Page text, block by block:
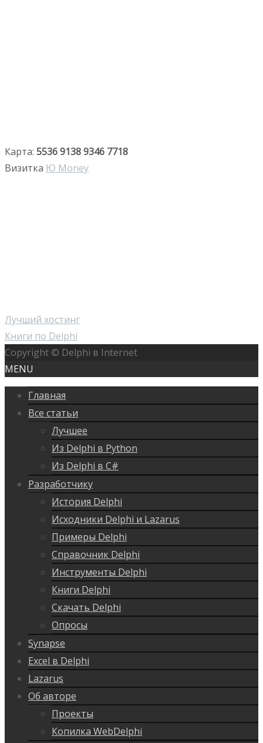
Карта: 5536 9138 9346 7718
Визитка Ю Money
Лучший хостинг
Книги по Delphi
Copyright © Delphi в Internet
MENU
Главная
Все статьи
Лучшее
Из Delphi в Python
Из Delphi в C#
Разработчику
История Delphi
Исходники Delphi и Lazarus
Примеры Delphi
Справочник Delphi
Инструменты Delphi
Книги Delphi
Скачать Delphi
Опросы
Synapse
Excel в Delphi
Lazarus
Об авторе
Проекты
Копилка WebDelphi